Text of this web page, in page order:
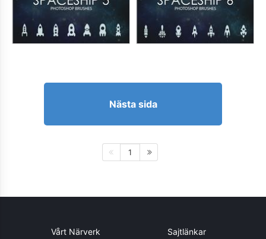
Nästa sida
1
Vårt Närverk Sajtlänkar